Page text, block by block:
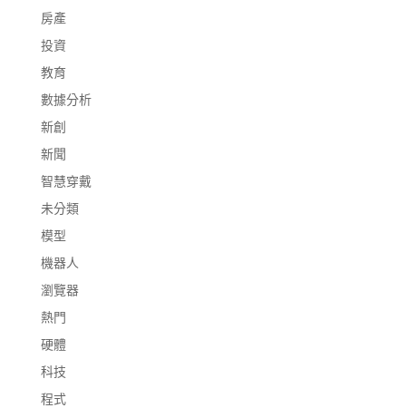
房產
投資
教育
數據分析
新創
新聞
智慧穿戴
未分類
模型
機器人
瀏覽器
熱門
硬體
科技
程式